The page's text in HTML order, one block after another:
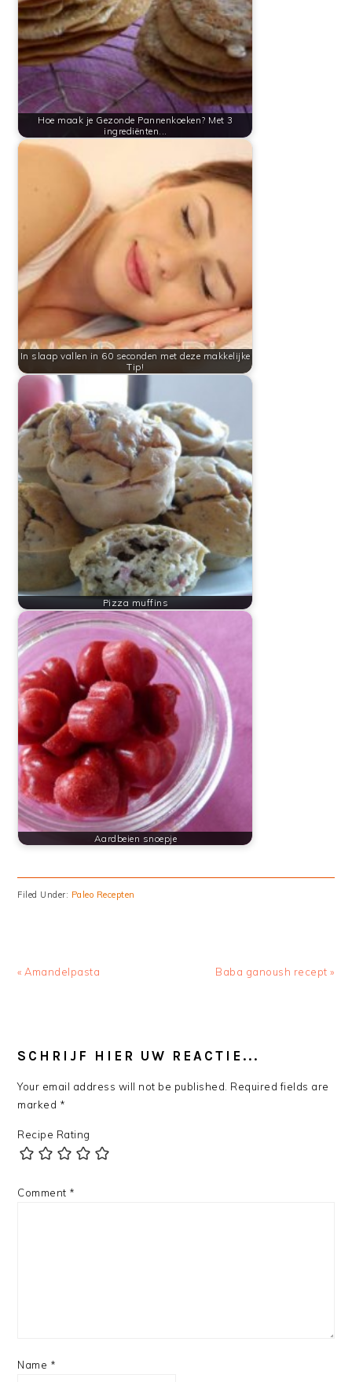
Hoe maak je Gezonde Pannenkoeken? Met 3
ingrediënten...
In slaap vallen in 60 seconden met deze makkelijke
Tip!
Pizza muffins
Aardbeien snoepje
Filed Under: Paleo Recepten
Previous
« Amandelpasta
Next
Baba ganoush recept »
INTERACTIONS
SCHRIJF HIER UW REACTIE...
Your email address will not be published. Required fields are
marked *
Recipe Rating
Comment *
Name *